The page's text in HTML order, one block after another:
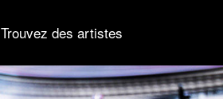
Trouvez des artistes